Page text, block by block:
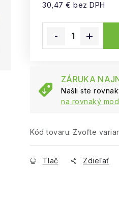
30,47 € bez DPH
ZÁRUKA
Našli ste
na rovnaký
Kód tovaru: Zvoľte
Tlač Zdieľať